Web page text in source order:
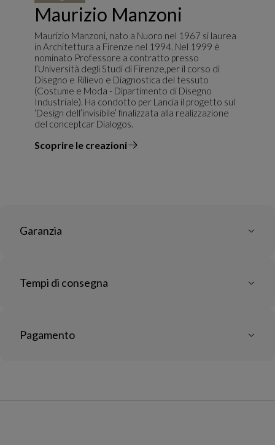
Maurizio Manzoni
Maurizio Manzoni, nato a Nuoro nel 1967 si laurea
in Architettura a Firenze nel 1994. Nel 1999 è
nominato Professore a contratto presso
l’Università degli Studi di Firenze,per il corso di
Disegno e Rilievo e Diagnostica del tessuto
(Costume e Moda - Dipartimento di Disegno
Industriale). Ha condotto per Lancia il progetto sul
‘Design dell’invisibile’ finalizzata alla realizzazione
del conceptcar Dialogos.
Scoprire le creazioni
il designer
Garanzia
Tempi di consegna
Pagamento